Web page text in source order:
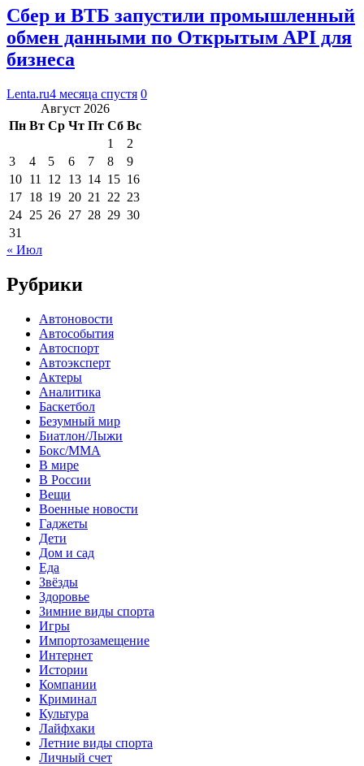
Сбер и ВТБ запустили промышленный
обмен данными по Открытым API для
бизнеса
Lenta.ru4 месяца спустя 0
Август 2026
Пн Вт Ср Чт Пт Сб Вс
1
2
3
4 5 6 7 8
9
10 11 12 13 14 15 16
17 18 19 20 21 22 23
24 25 26 27 28 29 30
31
« Июл
Рубрики
Автоновости
Автособытия
Автоспорт
Автоэксперт
Актеры
Аналитика
Баскетбол
Безумный мир
Биатлон/Лыжи
Бокс/MMA
В мире
В России
Вещи
Военные новости
Гаджеты
Дети
Дом и сад
Еда
Звёзды
Здоровье
Зимние виды спорта
Игры
Импортозамещение
Интернет
Истории
Компании
Криминал
Культура
Лайфхаки
Летние виды спорта
Личный счет